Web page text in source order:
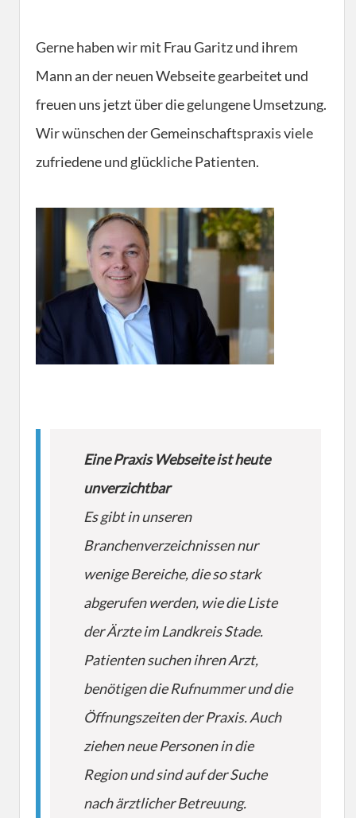
Gerne haben wir mit Frau Garitz und ihrem
Mann an der neuen Webseite gearbeitet und
freuen uns jetzt über die gelungene Umsetzung.
Wir wünschen der Gemeinschaftspraxis viele
zufriedene und glückliche Patienten.
Eine Praxis Webseite ist heute
unverzichtbar
Es gibt in unseren
Branchenverzeichnissen nur
wenige Bereiche, die so stark
abgerufen werden, wie die Liste
der Ärzte im Landkreis Stade.
Patienten suchen ihren Arzt,
benötigen die Rufnummer und die
Öffnungszeiten der Praxis. Auch
ziehen neue Personen in die
Region und sind auf der Suche
nach ärztlicher Betreuung.